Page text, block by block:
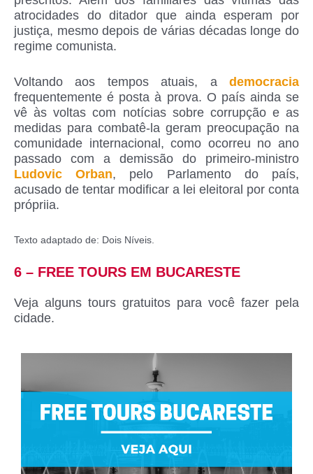
atrocidades do ditador que ainda esperam por
justiça, mesmo depois de várias décadas longe do
regime comunista.
Voltando aos tempos atuais, a democracia
frequentemente é posta à prova. O país ainda se
vê às voltas com notícias sobre corrupção e as
medidas para combatê-la geram preocupação na
comunidade internacional, como ocorreu no ano
passado com a demissão do primeiro-ministro
Ludovic Orban, pelo Parlamento do país,
acusado de tentar modificar a lei eleitoral por conta
própriia.
Texto adaptado de: Dois Níveis.
6 – FREE TOURS EM BUCARESTE
Veja alguns tours gratuitos para você fazer pela
cidade.